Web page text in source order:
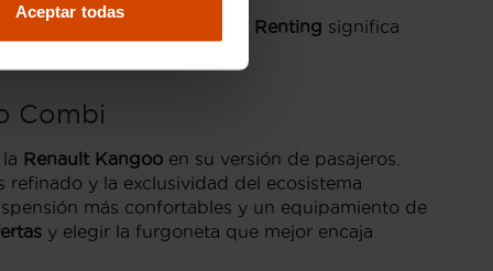
Aceptar todas
con el respaldo de Flexicar Renting significa
Combi
Renault Kangoo en su versión de pasajeros.
y la exclusividad del ecosistema
más confortables y un equipamiento de
y elegir la furgoneta que mejor encaja